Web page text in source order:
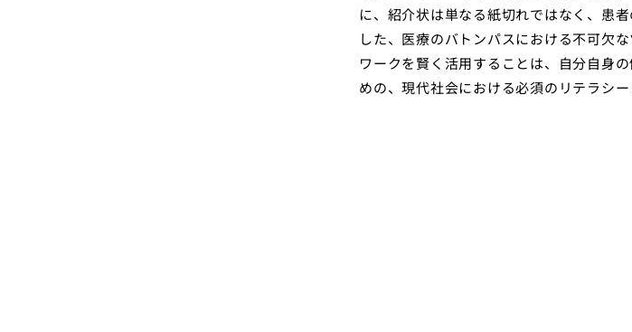
に、紹介状は単なる紙切れではなく、患
した、医療のバトンパスにおける不可欠
ワークを賢く活用することは、自分自身
めの、現代社会における必須のリテラシー